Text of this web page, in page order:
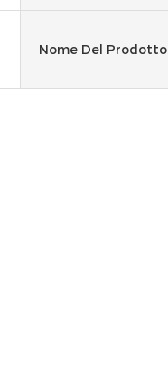
Nome Del Prodotto